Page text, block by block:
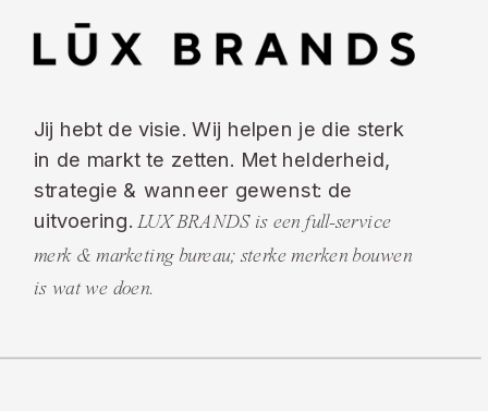
Jij hebt de visie. Wij helpen je die sterk
in de markt te zetten. Met helderheid,
strategie & wanneer gewenst: de
uitvoering. LUX BRANDS is een full-service
merk & marketing bureau; sterke merken bouwen
is wat we doen.